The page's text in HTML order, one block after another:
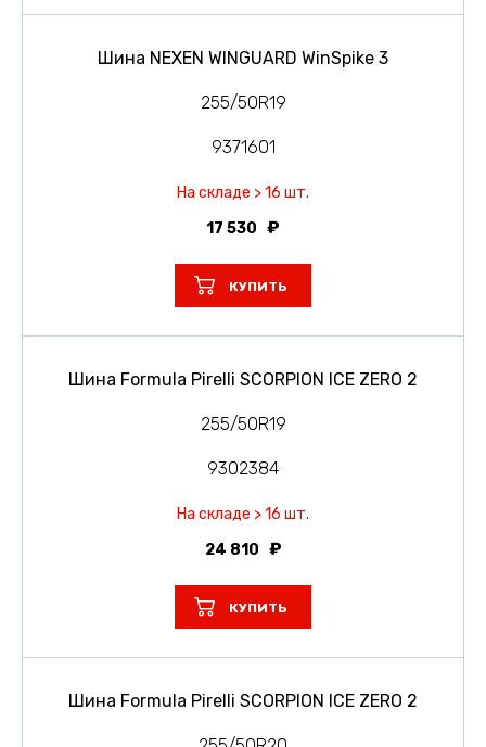
Шина NEXEN WINGUARD WinSpike 3
255/50R19
9371601
На складе > 16 шт.
17 530
КУПИТЬ
Шина Formula Pirelli SCORPION ICE ZERO 2
255/50R19
9302384
На складе > 16 шт.
24 810
КУПИТЬ
Шина Formula Pirelli SCORPION ICE ZERO 2